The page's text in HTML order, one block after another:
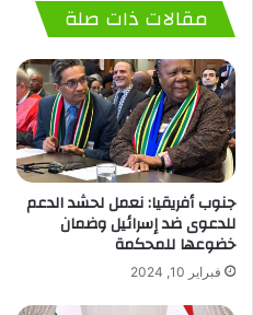
مقالات ذات صلة
جنوب أفريقيا: نعمل لحشد الدعم
للدعوى ضد إسرائيل وضمان
خضوعها للمحكمة
فبراير 10, 2024